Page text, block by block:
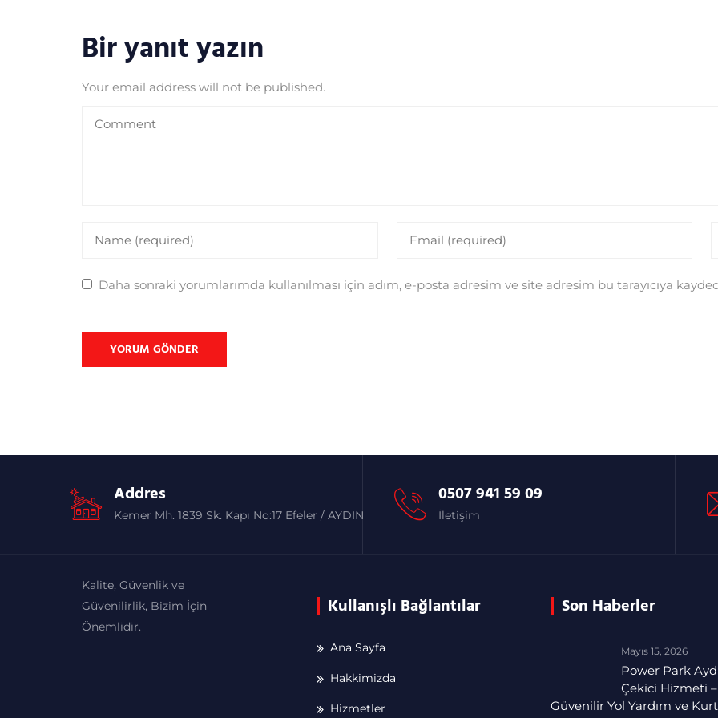
Bir yanıt yazın
Your email address will not be published.
Daha sonraki yorumlarımda kullanılması için adım, e-posta adresim ve site adresim bu tarayıcıya
Addres
Kemer Mh. 1839 Sk. Kapı No:17 Efeler / AYDIN
0507 941 59 09
İletişim
Kalite, Güvenlik ve
Güvenilirlik, Bizim İçin
Önemlidir.
Kullanışlı Bağlantılar
Ana Sayfa
Hakkimizda
Hizmetler
Son Haberler
Mayıs 15, 2026
Power Park
Çekici Hizmeti
Güvenilir Yol Yardım ve